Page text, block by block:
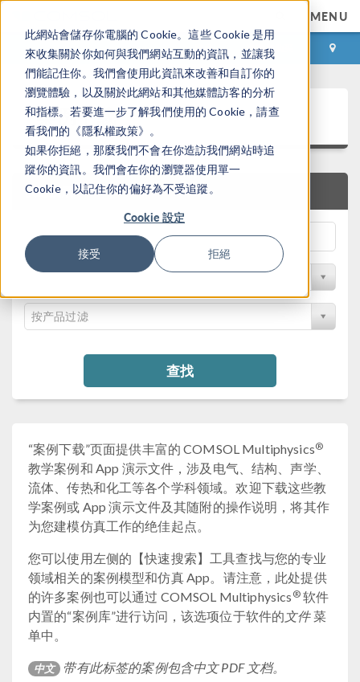
此網站會儲存你電腦的 Cookie。這些 Cookie 是用
來收集關於你如何與我們網站互動的資訊，並讓我
們能記住你。我們會使用此資訊來改善和自訂你的
瀏覽體驗，以及關於此網站和其他媒體訪客的分析
和指標。若要進一步了解我們使用的 Cookie，請查
看我們的《隱私權政策》。
如果你拒絕，那麼我們不會在你造訪我們網站時追
蹤你的資訊。我們會在你的瀏覽器使用單一
Cookie，以記住你的偏好為不受追蹤。
Cookie 設定
接受 拒絕
MENU
登录 咨询与购买
案例下载
快速搜索
按学科过滤
按产品过滤
查找
“案例下载”页面提供丰富的 COMSOL Multiphysics®
教学案例和 App 演示文件，涉及电气、结构、声学、
流体、传热和化工等各个学科领域。欢迎下载这些教
学案例或 App 演示文件及其随附的操作说明，将其作
为您建模仿真工作的绝佳起点。
您可以使用左侧的【快速搜索】工具查找与您的专业
领域相关的案例模型和仿真 App。请注意，此处提供
的许多案例也可以通过 COMSOL Multiphysics ®软件
内置的“案例库”进行访问，该选项位于软件的 文件菜
单中。
中文 带有此标签的案例包含中文 PDF 文档。